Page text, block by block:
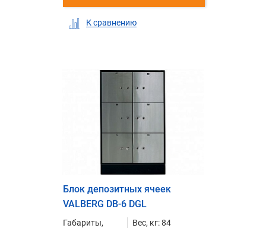
К сравнению
Блок депозитных ячеек
VALBERG DB-6 DGL
Габариты, Вес, кг: 84